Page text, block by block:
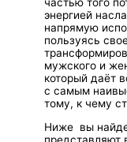
частью того
энергией
напрямую
пользуясь
мужского и
который даёт
с самым
тому, к чему
Ниже вы